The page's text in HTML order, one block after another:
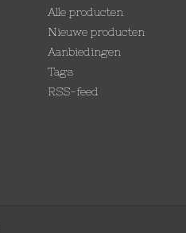
Alle producten
Nieuwe producten
Aanbiedingen
Tags
RSS-feed